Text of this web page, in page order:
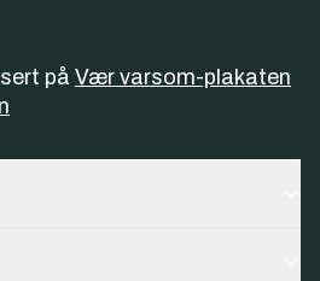
på Vær varsom-plakaten